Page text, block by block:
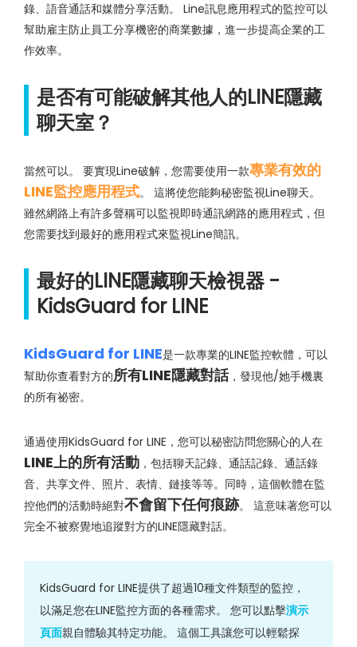
錄、語音通話和媒體分享活動。 Line訊息應用程式的監控可以
幫助雇主防止員工分享機密的商業數據，進一步提高企業的工
作效率。
是否有可能破解其他人的LINE隱藏
聊天室？
當然可以。 要實現Line破解，您需要使用一款專業有效的
LINE監控應用程式。 這將使您能夠秘密監視Line聊天。
雖然網路上有許多聲稱可以監視即時通訊網路的應用程式，但
您需要找到最好的應用程式來監視Line簡訊。
最好的LINE隱藏聊天檢視器 -
KidsGuard for LINE
KidsGuard for LINE是一款專業的LINE監控軟體，可以
幫助你查看對方的所有LINE隱藏對話，發現他/她手機裏
的所有祕密。
通過使用KidsGuard for LINE，您可以秘密訪問您關心的人在
LINE上的所有活動 ，包括聊天記錄、通話記錄、通話錄
音、共享文件、照片、表情、鏈接等等。同時，這個軟體在監
控他們的活動時絕對不會留下任何痕跡。 這意味著您可以
完全不被察覺地追蹤對方的LINE隱藏對話。
KidsGuard for LINE提供了超過10種文件類型的監控，
以滿足您在LINE監控方面的各種需求。 您可以點擊演示
頁面親自體驗其特定功能。 這個工具讓您可以輕鬆探